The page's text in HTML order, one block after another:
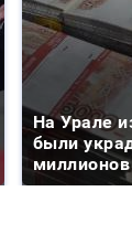
На Урале
были